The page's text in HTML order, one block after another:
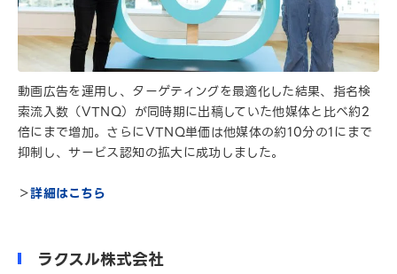
動画広告を運用し、ターゲティングを最適化した結果、指名検
索流入数（VTNQ）が同時期に出稿していた他媒体と比べ約2
倍にまで増加。さらにVTNQ単価は他媒体の約10分の1にまで
抑制し、サービス認知の拡大に成功しました。
＞詳細はこちら
ラクスル株式会社